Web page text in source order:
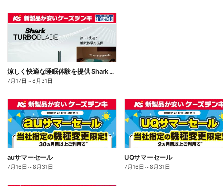
涼しく快適な睡眠体験を提供 Shark TUBOBLADE
7月17日 ～8月31日
auサマーセール
7月16日 ～8月31日
UQサマーセール
7月16日 ～8月31日